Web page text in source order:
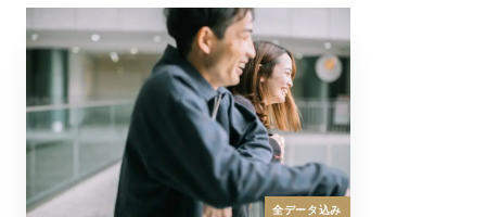
全データ込み